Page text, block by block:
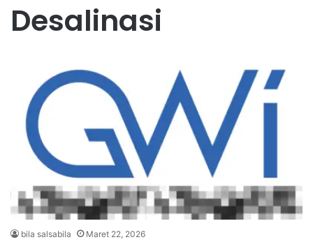
Desalinasi
bila salsabila Maret 22, 2026